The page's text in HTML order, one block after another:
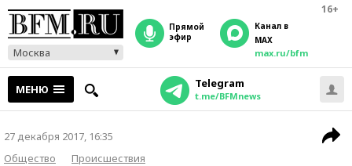
16+
Москва
прямой
эфир
Канал в
MAX
max.ru/bfm
МЕНЮ Telegram
t.me/BFMnews
27 декабря 2017, 16:35
Общество
Происшествия